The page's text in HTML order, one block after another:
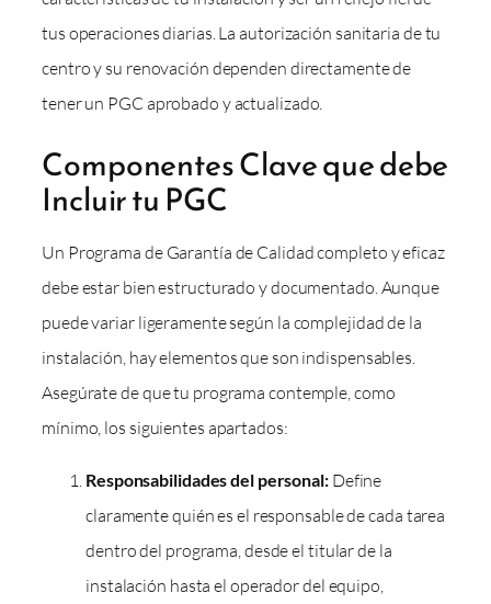
tus operaciones diarias. La autorización sanitaria de tu
centro y su renovación dependen directamente de
tener un PGC aprobado y actualizado.
Componentes Clave que debe
Incluir tu PGC
Un Programa de Garantía de Calidad completo y eficaz
debe estar bien estructurado y documentado. Aunque
puede variar ligeramente según la complejidad de la
instalación, hay elementos que son indispensables.
Asegúrate de que tu programa contemple, como
mínimo, los siguientes apartados:
Responsabilidades del personal:Define
claramente quién es el responsable de cada tarea
dentro del programa, desde el titular de la
instalación hasta el operador del equipo,